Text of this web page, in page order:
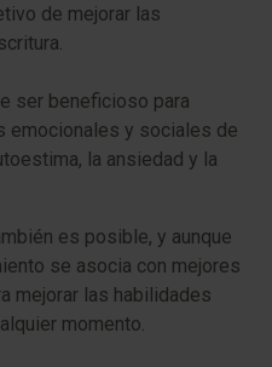
de mejorar las
ser beneficioso para
emocionales y sociales de
la ansiedad y la
es posible, y aunque
se asocia con mejores
mejorar las habilidades
momento.